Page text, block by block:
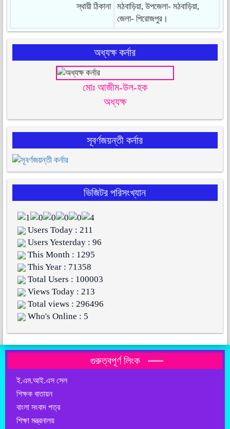
স্থায়ী ঠিকানা
মঠবাড়িয়া, উপজেলা- মঠবাড়িয়া,
জেলা- পিরোজপুর।
অধ্যক্ষ কর্নার
মোঃ আজীম-উল-হক
অধ্যক্ষ
সূবর্ণজয়ন্তী কর্নার
ভিজিটর পরিসংখ্যান
Users Today : 211
Users Yesterday : 96
This Month : 1295
This Year : 71358
Total Users : 100003
Views Today : 213
Total views : 296496
Who's Online : 5
গুরুত্বপূর্ণ লিংক
ই.এম.আই.এস সেল
শিক্ষক বাতায়ন
বাংলা সংবাদ পত্র
শিক্ষা মন্ত্রনালয়